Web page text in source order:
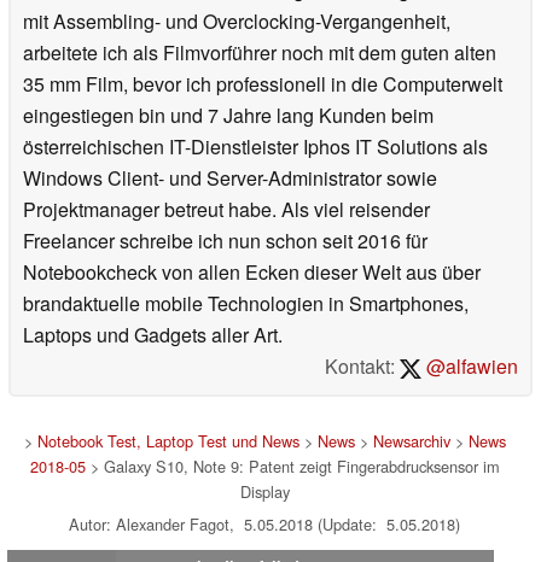
mit Assembling- und Overclocking-Vergangenheit,
arbeitete ich als Filmvorführer noch mit dem guten alten
35 mm Film, bevor ich professionell in die Computerwelt
eingestiegen bin und 7 Jahre lang Kunden beim
österreichischen IT-Dienstleister Iphos IT Solutions als
Windows Client- und Server-Administrator sowie
Projektmanager betreut habe. Als viel reisender
Freelancer schreibe ich nun schon seit 2016 für
Notebookcheck von allen Ecken dieser Welt aus über
brandaktuelle mobile Technologien in Smartphones,
Laptops und Gadgets aller Art.
Kontakt:
@alfawien
> Notebook Test, Laptop Test und News> News> Newsarchiv> News
2018-05> Galaxy S10, Note 9: Patent zeigt Fingerabdrucksensor im
Display
Autor: Alexander Fagot, 5.05.2018 (Update: 5.05.2018)